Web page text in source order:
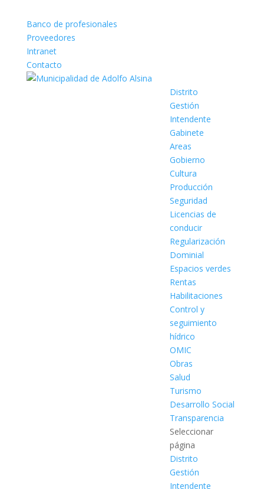
Banco de profesionales
Proveedores
Intranet
Contacto
Distrito
Gestión
Intendente
Gabinete
Areas
Gobierno
Cultura
Producción
Seguridad
Licencias de
conducir
Regularización
Dominial
Espacios verdes
Rentas
Habilitaciones
Control y
seguimiento
hídrico
OMIC
Obras
Salud
Turismo
Desarrollo Social
Transparencia
Seleccionar
página
Distrito
Gestión
Intendente